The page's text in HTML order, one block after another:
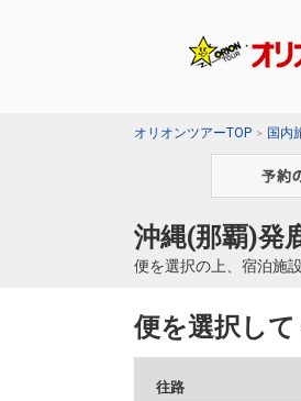
オリオンツアーTOP 国内
沖縄(那覇)発
便を選択の上、宿泊施
便を選択し
往路